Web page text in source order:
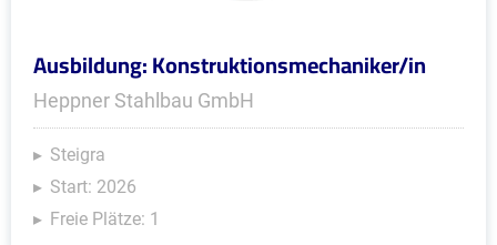
Ausbildung: Konstruktionsmechaniker/in
Heppner Stahlbau GmbH
Steigra
Start: 2026
Freie Plätze: 1